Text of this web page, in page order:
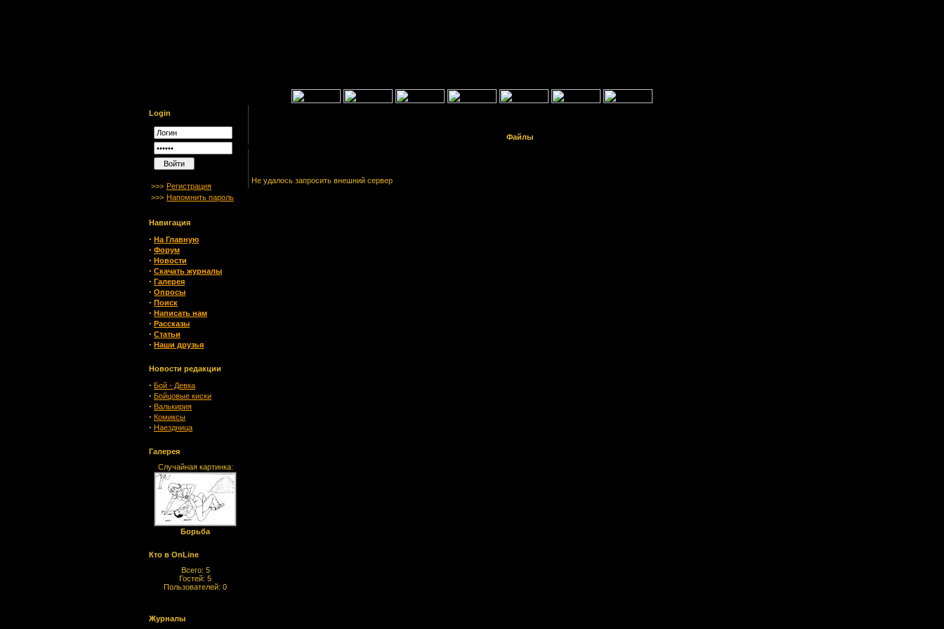
Login
>>> Регистрация
>>> Напомнить пароль
Навигация
· На Главную
· Форум
· Новости
· Скачать журналы
· Галерея
· Опросы
· Поиск
· Написать нам
· Рассказы
· Статьи
· Наши друзья
Новости редакции
· Бой - Девка
· Бойцовые киски
· Валькирия
· Комиксы
· Наездница
Галерея
Случайная картинка:
Борьба
Кто в OnLine
Всего: 5
Гостей: 5
Пользователей: 0
Журналы
Файлы
Не удалось запросить внешний сервер